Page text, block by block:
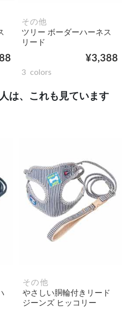
その他
ツリー ボーダーハーネス
リード
¥3,388
3 colors
は、これも見ています
その他
やさしい胴輪付きリード
ジーンズ ヒッコリー